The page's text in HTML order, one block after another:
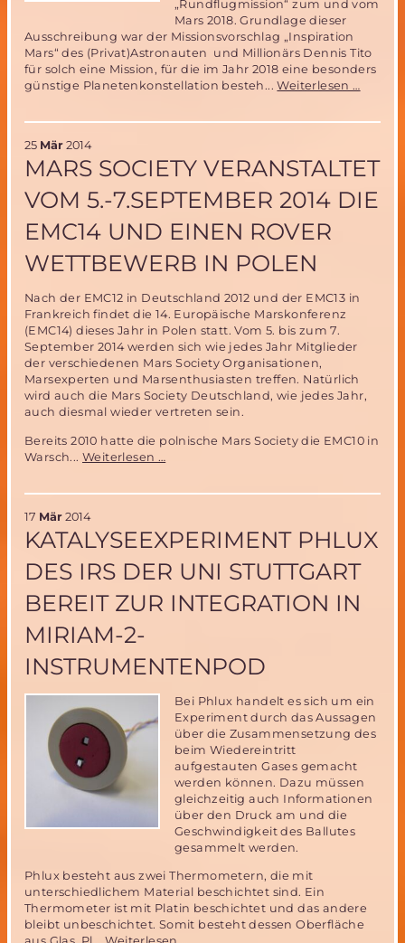
„Rundflugmission“ zum und vom
Mars 2018. Grundlage dieser
Ausschreibung war der Missionsvorschlag „Inspiration
Mars“ des (Privat)Astronauten und Millionärs Dennis Tito
für solch eine Mission, für die im Jahr 2018 eine besonders
günstige Planetenkonstellation besteh...Weiterlesen …
es
25 Mär 2014
MARS SOCIETY VERANSTALTET
VOM 5.-7.SEPTEMBER 2014 DIE
EMC14 UND EINEN ROVER
WETTBEWERB IN POLEN
Nach der EMC12 in Deutschland 2012 und der EMC13 in
Frankreich findet die 14. Europäische Marskonferenz
(EMC14) dieses Jahr in Polen statt. Vom 5. bis zum 7.
September 2014 werden sich wie jedes Jahr Mitglieder
der verschiedenen Mars Society Organisationen,
Marsexperten und Marsenthusiasten treffen. Natürlich
wird auch die Mars Society Deutschland, wie jedes Jahr,
auch diesmal wieder vertreten sein.
Bereits 2010 hatte die polnische Mars Society die EMC10 in
Warsch...Weiterlesen …
2014
EMC14
einen
Polen
17 Mär 2014
KATALYSEEXPERIMENT PHLUX
DES IRS DER UNI STUTTGART
BEREIT ZUR INTEGRATION IN
MIRIAM-2-
INSTRUMENTENPOD
Bei Phlux handelt es sich um ein
Experiment durch das Aussagen
über die Zusammensetzung des
beim Wiedereintritt
aufgestauten Gases gemacht
werden können. Dazu müssen
gleichzeitig auch Informationen
über den Druck am und die
Geschwindigkeit des Ballutes
gesammelt werden.
Phlux besteht aus zwei Thermometern, die mit
unterschiedlichem Material beschichtet sind. Ein
Thermometer ist mit Platin beschichtet und das andere
bleibt unbeschichtet. Somit besteht dessen Oberfläche